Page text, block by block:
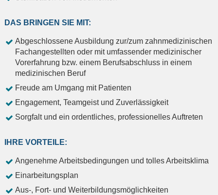
DAS BRINGEN SIE MIT:
Abgeschlossene Ausbildung zur/zum zahnmedizinischen
Fachangestellten oder mit umfassender medizinischer
Vorerfahrung bzw. einem Berufsabschluss in einem
medizinischen Beruf
Freude am Umgang mit Patienten
Engagement, Teamgeist und Zuverlässigkeit
Sorgfalt und ein ordentliches, professionelles Auftreten
IHRE VORTEILE:
Angenehme Arbeitsbedingungen und tolles Arbeitsklima
Einarbeitungsplan
Aus-, Fort- und Weiterbildungsmöglichkeiten